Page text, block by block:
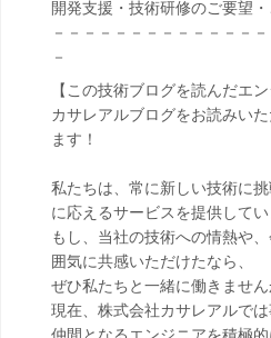
開発支援・技術研修のご要望
－－－－－－－－－－－－－
－
【この技術ブログを読んだエ
カサレアルブログをお読みい
ます！
私たちは、常に新しい技術に
に応えるサービスを提供してい
もし、当社の技術への情熱や
囲気に共感いただけたなら、
ぜひ私たちと一緒に働きません
現在、株式会社カサレアルで